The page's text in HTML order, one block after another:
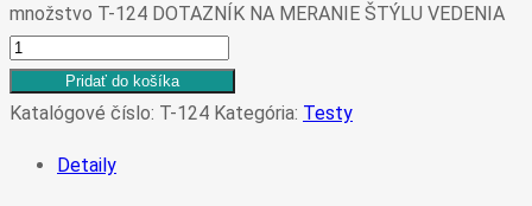
množstvo T-124 DOTAZNÍK NA MERANIE ŠTÝLU VEDENIA
Pridať do košíka
Katalógové číslo: T-124 Kategória: Testy
Detaily